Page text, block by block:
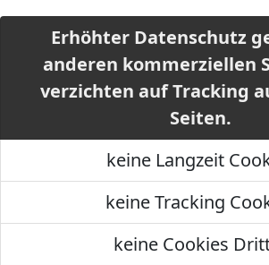
Erhöhter Datenschutz
anderen kommerziellen
verzichten auf Tracking
Seiten.
keine Langzeit
keine Tracking
keine Cookies